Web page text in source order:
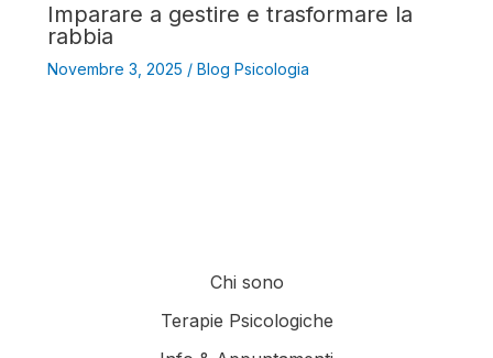
Imparare a gestire e trasformare la
rabbia
Novembre 3, 2025 / Blog Psicologia
Chi sono
Terapie Psicologiche